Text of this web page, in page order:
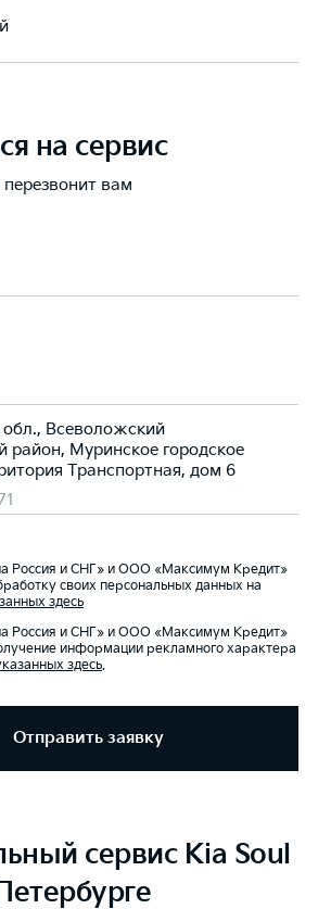
на сервис
вам
обл., Всеволожский
район, Муринское городское
Транспортная, дом 6
Россия и СНГ» и ООО «Максимум Кредит»
своих персональных данных на
здесь
Россия и СНГ» и ООО «Максимум Кредит»
информации рекламного характера
здесь.
Отправить заявку
сервис Kia Soul